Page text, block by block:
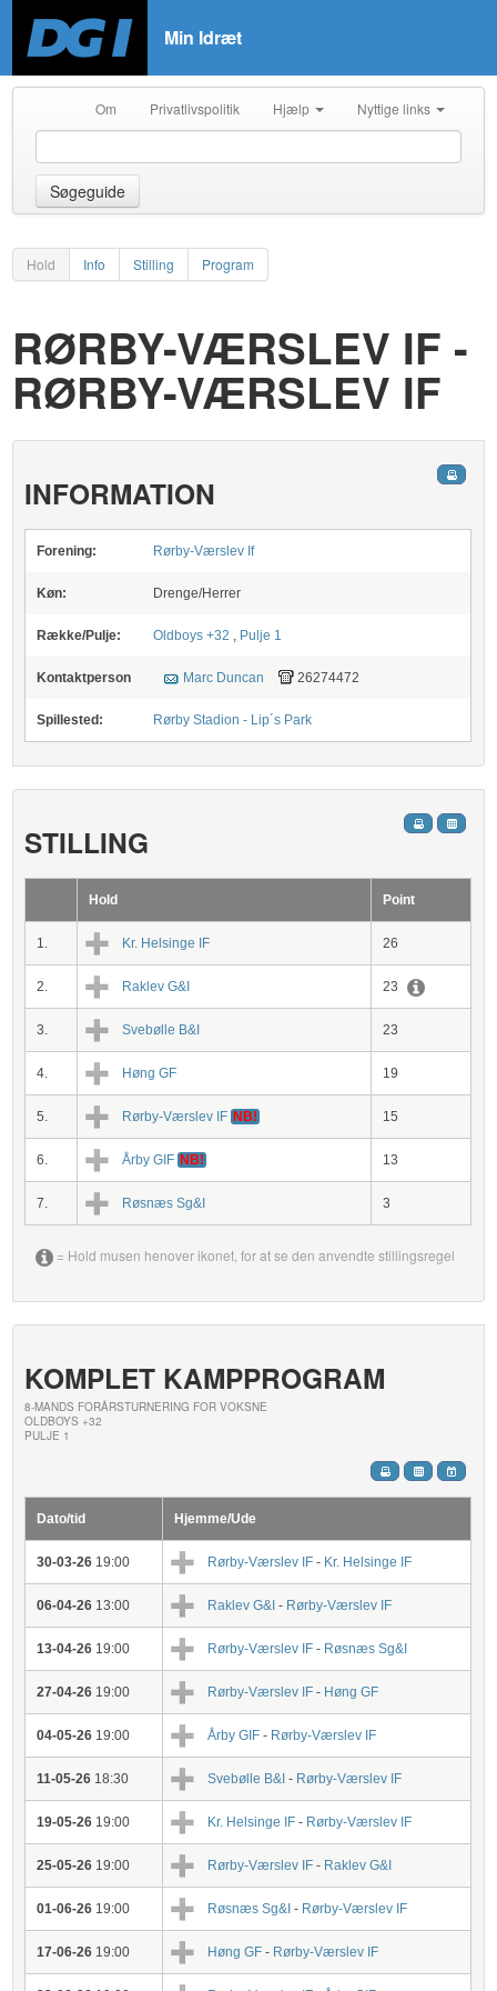
Min Idræt
Om Privatlivspolitik Hjælp Nyttige links
Søgeguide
Hold Info Stilling Program
RØRBY-VÆRSLEV IF -
RØRBY-VÆRSLEV IF
INFORMATION
Forening: Rørby-Værslev If
Køn: Drenge/Herrer
Række/Pulje: Oldboys +32 , Pulje 1
Kontaktperson Marc Duncan 26274472
Spillested: Rørby Stadion - Lip´s Park
STILLING
Hold Point
1. Kr. Helsinge IF 26
2. Raklev G&I 23
3. Svebølle B&I 23
4. Høng GF 19
5. Rørby-Værslev IF NB! 15
6. Årby GIF NB! 13
7. Røsnæs Sg&I 3
= Hold musen henover ikonet, for at se den anvendte stillingsregel
KOMPLET KAMPPROGRAM
8-MANDS FORÅRSTURNERING FOR VOKSNE
OLDBOYS +32
PULJE 1
Dato/tid Hjemme/Ude
30-03-26 19:00 Rørby-Værslev IF - Kr. Helsinge IF
06-04-26 13:00 Raklev G&I - Rørby-Værslev IF
13-04-26 19:00 Rørby-Værslev IF - Røsnæs Sg&I
27-04-26 19:00 Rørby-Værslev IF - Høng GF
04-05-26 19:00 Årby GIF - Rørby-Værslev IF
11-05-26 18:30 Svebølle B&I - Rørby-Værslev IF
19-05-26 19:00 Kr. Helsinge IF - Rørby-Værslev IF
25-05-26 19:00 Rørby-Værslev IF - Raklev G&I
01-06-26 19:00 Røsnæs Sg&I- Rørby-Værslev IF
17-06-26 19:00 Høng GF- Rørby-Værslev IF